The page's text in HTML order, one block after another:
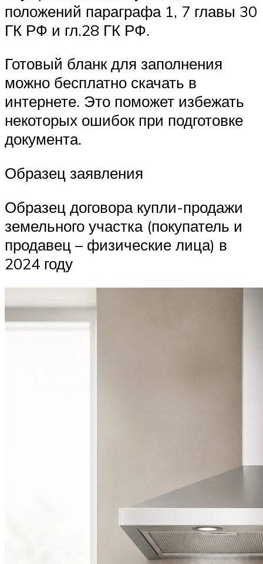
положений параграфа 1, 7 главы 30
ГК РФ и гл.28 ГК РФ.
Готовый бланк для заполнения
можно бесплатно скачать в
интернете. Это поможет избежать
некоторых ошибок при подготовке
документа.
Образец заявления
Образец договора купли-продажи
земельного участка (покупатель и
продавец – физические лица) в
2024 году